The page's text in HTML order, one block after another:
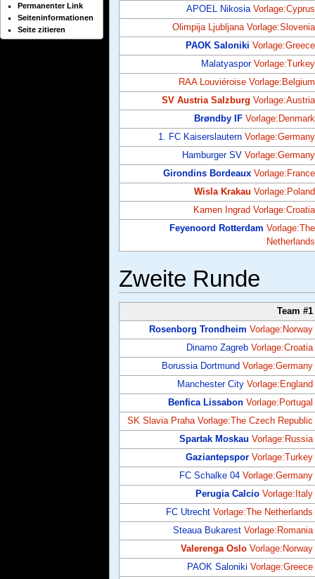
APOEL Nikosia Vorlage:Cyprus
Olimpija Ljubljana Vorlage:Slovenia
PAOK Saloniki Vorlage:Greece
Malatyaspor Vorlage:Turkey
RAA Louviéroise Vorlage:Belgium
SV Austria Salzburg Vorlage:Austria
Brøndby IF Vorlage:Denmark
1. FC Kaiserslautern Vorlage:Germany
Hamburger SV Vorlage:Germany
Girondins Bordeaux Vorlage:France
Wisla Krakau Vorlage:Poland
Kamen Ingrad Vorlage:Croatia
Feyenoord Rotterdam Vorlage:The
Netherlands
Zweite Runde
Team #1
Rosenborg Trondheim Vorlage:Norway
Dinamo Zagreb Vorlage:Croatia
Borussia Dortmund Vorlage:Germany
Manchester City Vorlage:England
Benfica Lissabon Vorlage:Portugal
SK Slavia Praha Vorlage:The Czech Republic
Spartak Moskau Vorlage:Russia
Gaziantepspor Vorlage:Turkey
FC Schalke 04 Vorlage:Germany
Perugia Calcio Vorlage:Italy
FC Utrecht Vorlage:The Netherlands
Steaua Bukarest Vorlage:Romania
Valerenga Oslo Vorlage:Norway
PAOK Saloniki Vorlage:Greece
Permanenter Link
Seiten­informationen
Seite zitieren